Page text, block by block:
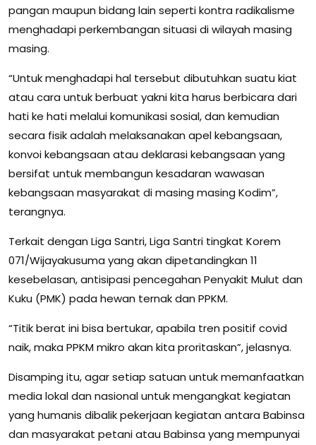
pangan maupun bidang lain seperti kontra radikalisme
menghadapi perkembangan situasi di wilayah masing
masing.
“Untuk menghadapi hal tersebut dibutuhkan suatu kiat
atau cara untuk berbuat yakni kita harus berbicara dari
hati ke hati melalui komunikasi sosial, dan kemudian
secara fisik adalah melaksanakan apel kebangsaan,
konvoi kebangsaan atau deklarasi kebangsaan yang
bersifat untuk membangun kesadaran wawasan
kebangsaan masyarakat di masing masing Kodim”,
terangnya.
Terkait dengan Liga Santri, Liga Santri tingkat Korem
071/Wijayakusuma yang akan dipetandingkan 11
kesebelasan, antisipasi pencegahan Penyakit Mulut dan
Kuku (PMK) pada hewan ternak dan PPKM.
“Titik berat ini bisa bertukar, apabila tren positif covid
naik, maka PPKM mikro akan kita proritaskan”, jelasnya.
Disamping itu, agar setiap satuan untuk memanfaatkan
media lokal dan nasional untuk mengangkat kegiatan
yang humanis dibalik pekerjaan kegiatan antara Babinsa
dan masyarakat petani atau Babinsa yang mempunyai